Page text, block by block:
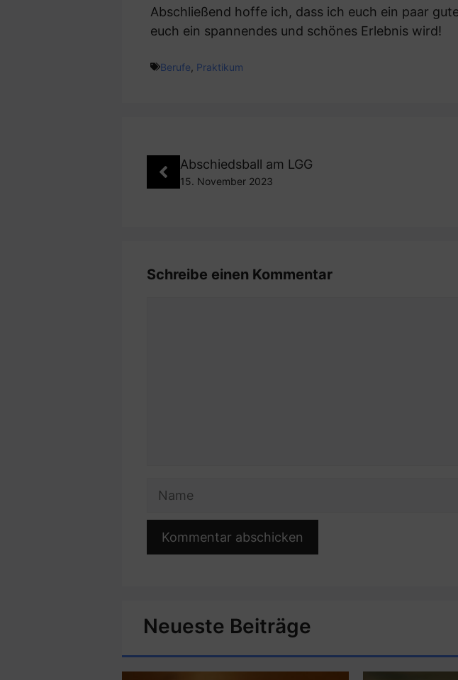
Abschließend hoffe ich, dass ich euch ein paar
euch ein spannendes und schönes Erlebnis wird!
Berufe Praktikum
Abschiedsball am LGG
15. November 2023
Schreibe einen Kommentar
Neueste Beiträge